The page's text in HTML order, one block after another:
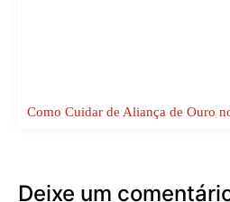
Como Cuidar de Aliança de Ouro
Deixe um